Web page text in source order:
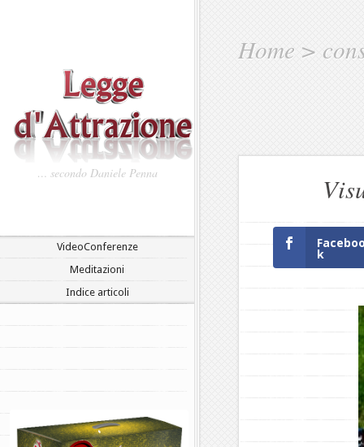
… secondo Daniele Penna
VideoConferenze
Meditazioni
Indice articoli
.
Home >
k